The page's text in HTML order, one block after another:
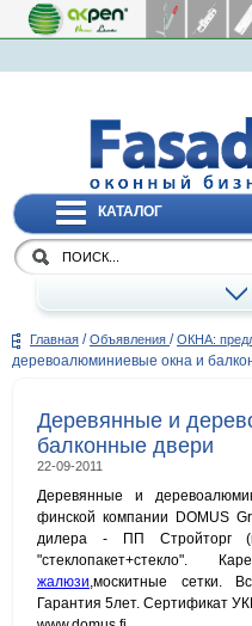
КАТАЛОГ
Главная / Объявления / ОКНА:
деревоалюминиевые окна и
Деревянные и
балконные двери
22-09-2011
Деревянные и
финской компании DOMUS
дилера - ПП Стройторг
"стеклопакет+стекло".
жалюзи,москитные сетки.
Гарантия 5лет. Сертификат